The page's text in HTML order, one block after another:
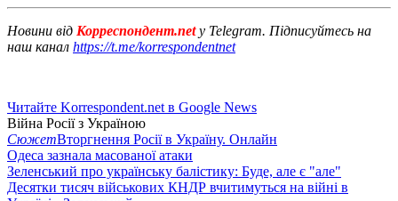
Новини від Корреспондент.netу Telegram. Підписуйтесь на
наш канал https://t.me/korrespondentnet
Читайте Korrespondent.net в Google News
Війна Росії з Україною
СюжетВторгнення Росії в Україну. Онлайн
Одеса зазнала масованої атаки
Зеленський про українську балістику: Буде, але є "але"
Десятки тисяч військових КНДР вчитимуться на війні в